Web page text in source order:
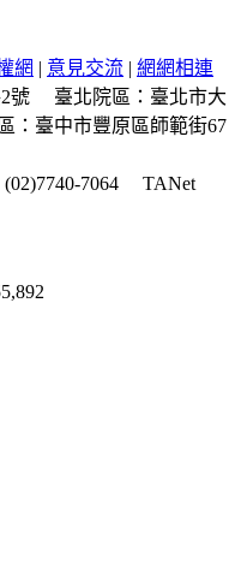
網 | 意見交流 | 網網相連
號
臺北院區：臺北市大
：臺中市豐原區師範街67
7064
TANet